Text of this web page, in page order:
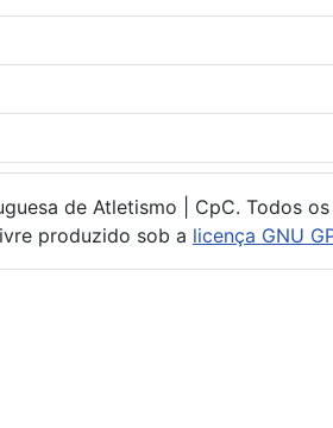
de Atletismo | CpC. Todos
produzido sob a licença GNU